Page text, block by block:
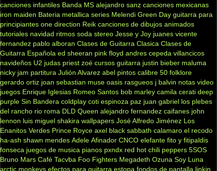
canciones infantiles Banda MS alejandro sanz canciones mexicanas
iron maiden Bateria metallica series Melendi Green Day guitarra para
principiantes one direction Reik canciones de dibujos animados
tutoriales navidad ritmos soda stereo Jesse y Joy juanes vicente
fernandez pablo alboran Clases de Guitarra Clasica Clases de
Guitarra Española ed sheeran pink floyd andres cepeda villancicos
navideños U2 judas priest zoé cursos guitarra justin bieber maluma
nicky jam partitura Julión Alvarez abel pintos calibre 50 folklore
gerardo ortiz joan sebastian muse oasis rasgueos j balvin notas video
juegos Enrique Iglesias Romeo Santos bob marley camila cerati deep
purple Sin Bandera coldplay coti espinoza paz juan gabriel los plebes
del rancho rio roma DLD Queen alejandro fernandez caifanes john
lennon luis miguel shakira wallpapers José Alfredo Jiménez Los
Enanitos Verdes Prince Royce axel black sabbath calamaro el recodo
ha-ash shawn mendes Adele Afinador CNCO elefante fito y fitipaldis
fonseca juegos de musica pianos pxndx red hot chili peppers 5SOS
Bruno Mars Café Tacvba Foo Fighters Megadeth Ozuna Soy Luna
arctic monkeys efectos para guitarra estopa fondos de pantalla linkin